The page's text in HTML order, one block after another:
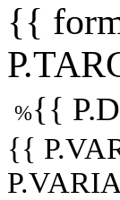
{{
%{{
{{